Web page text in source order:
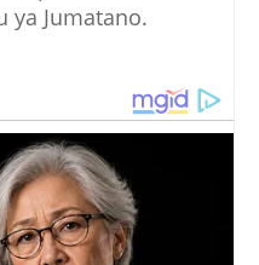
ya Jumatano.